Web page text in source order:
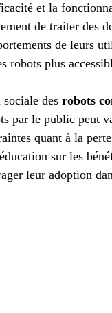
et la
de traiter des
de leurs
robots plus
des robots
par le public peut
quant à la
sur les
leur adoption